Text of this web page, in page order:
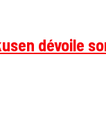
dévoile